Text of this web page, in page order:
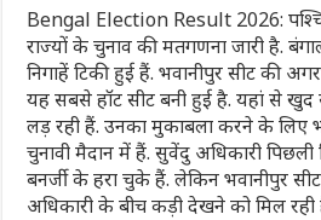
Bengal Election Result 2026:
राज्यों के चुनाव की मतगणना जारी है.
निगाहें टिकी हुई हैं. भवानीपुर सीट की
यह सबसे हॉट सीट बनी हुई है. यहां से खुद
लड़ रही हैं. उनका मुकाबला करने के लिए
चुनावी मैदान में हैं. सुवेंदु अधिकारी
बनर्जी के हरा चुके हैं. लेकिन भवानीपुर
अधिकारी के बीच कड़ी देखने को मिल रही